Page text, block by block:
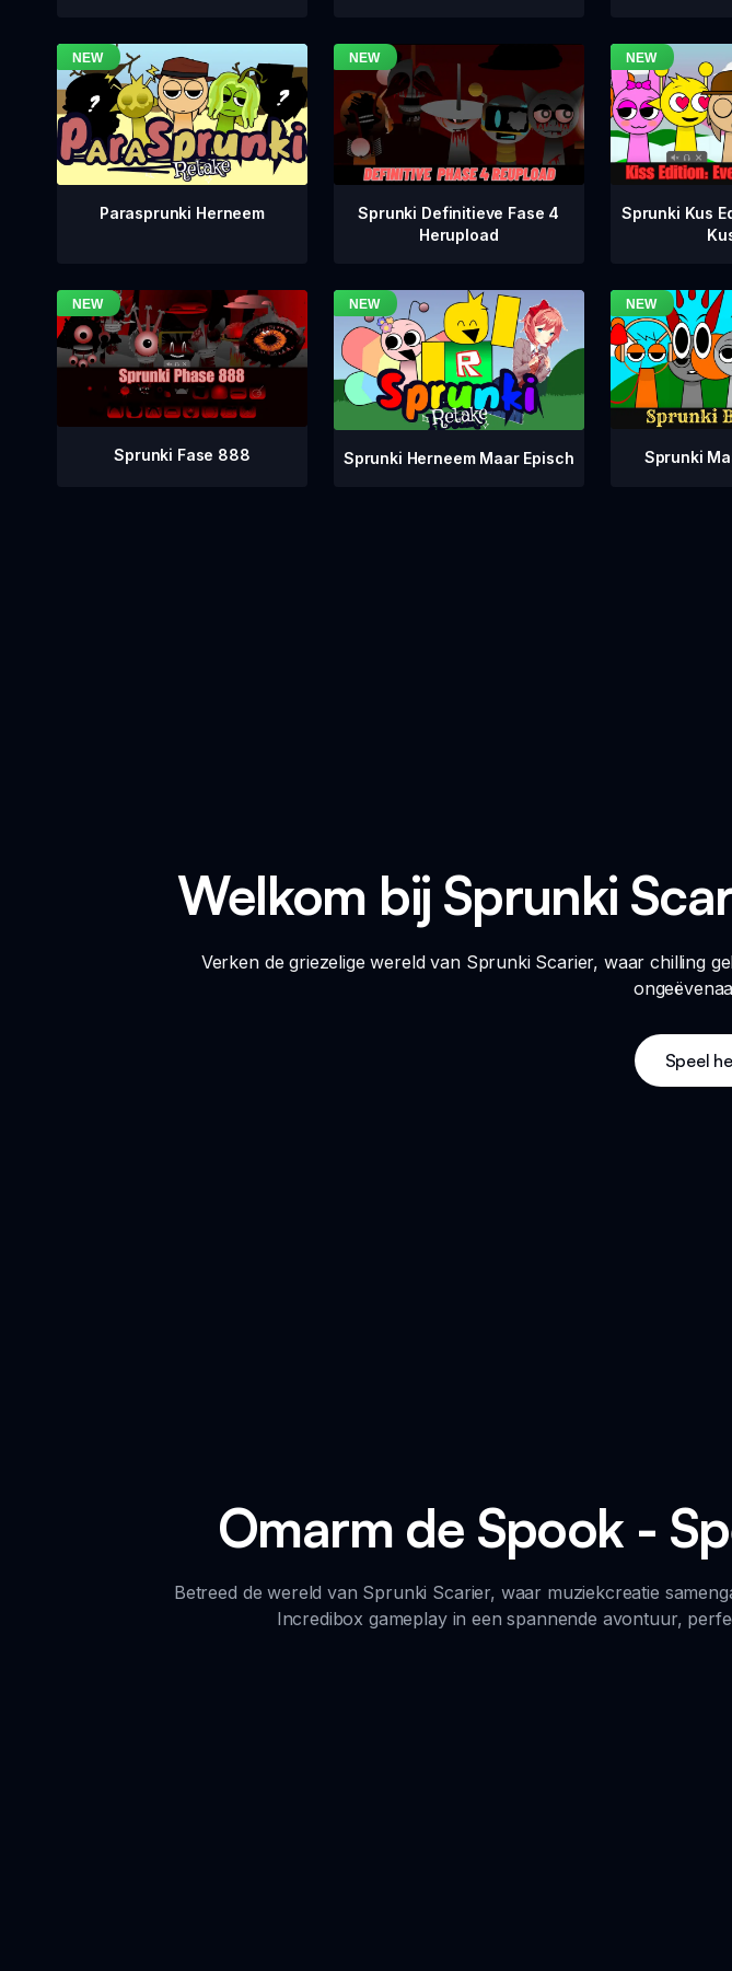
Parasprunki Herneem
Sprunki Definitieve Fase 4
Herupload
Sprunki Kus
Sprunki Fase 888 Sprunki Herneem Maar Episch Sprunki
Welkom bij Sprunki
Verken de griezelige wereld van Sprunki Scarier, waar chilling
Speel
Omarm de Spook -
Betreed de wereld van Sprunki Scarier, waar muziekcreatie
Incredibox gameplay in een spannende avontuur,